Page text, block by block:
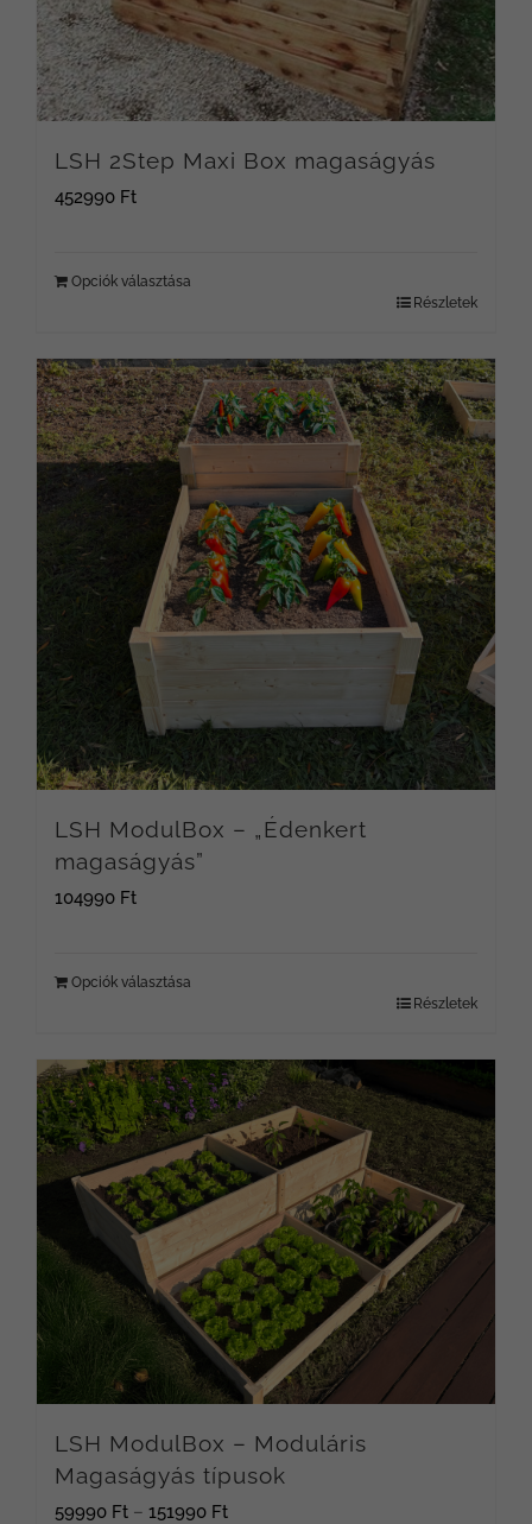
LSH 2Step Maxi Box magaságyás
452990 Ft
Opciók választása
Részletek
LSH ModulBox – „Édenkert
magaságyás”
104990 Ft
Opciók választása
Részletek
LSH ModulBox – Moduláris
Magaságyás típusok
59990 Ft – 151990 FtÁrtartomány: